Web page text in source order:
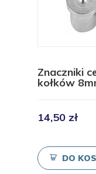
Znaczniki
kołków
14,50 zł
DO